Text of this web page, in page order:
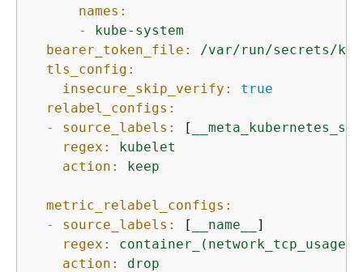
names:
-
kube-system
bearer_token_file:
/var/run/secrets/
tls_config:
insecure_skip_verify:
true
relabel_configs:
-
source_labels: [
regex:
kubelet
action:
keep
metric_relabel_configs:
-
source_labels: [ __name__
]
regex:
action:
drop